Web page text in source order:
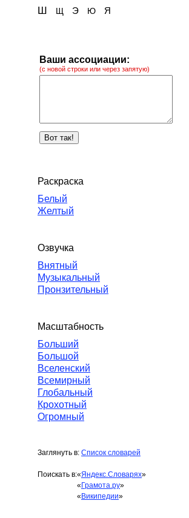
Ш Щ Э Ю Я
Ваши ассоциации:
(с новой строки или через запятую)
Раскраска
Белый
Желтый
Озвучка
Внятный
Музыкальный
Пронзительный
Масштабность
Больший
Большой
Вселенский
Всемирный
Глобальный
Крохотный
Огромный
Заглянуть в: Список словарей
Поискать в:«Яндекс.Словарях»
« Грамота.ру»
« Википедии»